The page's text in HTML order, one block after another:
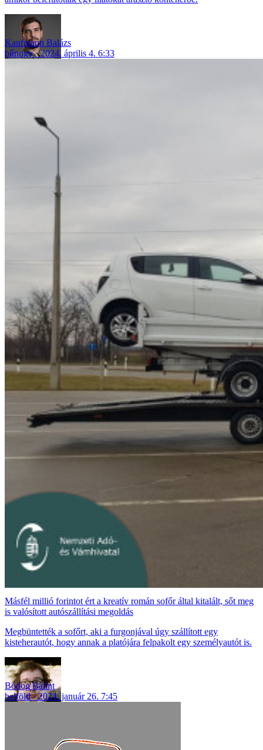
Kaufmann Balázs
bűnügy
2024. április 4. 6:33
Másfél millió forintot ért a kreatív román sofőr által kitalált, sőt meg
is valósított autószállítási megoldás
Megbüntették a sofőrt, aki a furgonjával úgy szállított egy
kisteherautót, hogy annak a platójára felpakolt egy személyautót is.
Bódog Bálint
belföld
2024. január 26. 7:45